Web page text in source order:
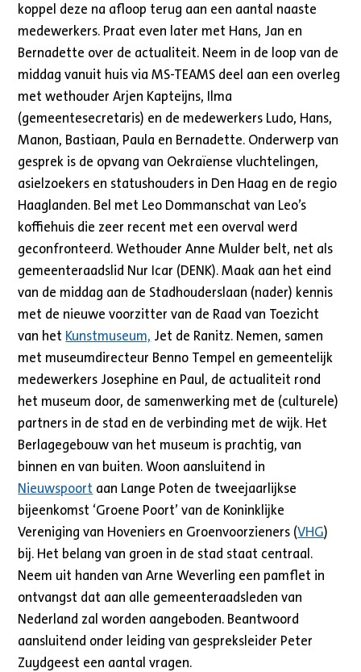
koppel deze na afloop terug aan een aantal naaste
medewerkers. Praat even later met Hans, Jan en
Bernadette over de actualiteit. Neem in de loop van de
middag vanuit huis via MS-TEAMS deel aan een overleg
met wethouder Arjen Kapteijns, Ilma
(gemeentesecretaris) en de medewerkers Ludo, Hans,
Manon, Bastiaan, Paula en Bernadette. Onderwerp van
gesprek is de opvang van Oekraïense vluchtelingen,
asielzoekers en statushouders in Den Haag en de regio
Haaglanden. Bel met Leo Dommanschat van Leo’s
koffiehuis die zeer recent met een overval werd
geconfronteerd. Wethouder Anne Mulder belt, net als
gemeenteraadslid Nur Icar (DENK). Maak aan het eind
van de middag aan de Stadhouderslaan (nader) kennis
met de nieuwe voorzitter van de Raad van Toezicht
van het Kunstmuseum, Jet de Ranitz. Nemen, samen
met museumdirecteur Benno Tempel en gemeentelijk
medewerkers Josephine en Paul, de actualiteit rond
het museum door, de samenwerking met de (culturele)
partners in de stad en de verbinding met de wijk. Het
Berlagegebouw van het museum is prachtig, van
binnen en van buiten. Woon aansluitend in
Nieuwspoort aan Lange Poten de tweejaarlijkse
bijeenkomst ‘Groene Poort’ van de Koninklijke
Vereniging van Hoveniers en Groenvoorzieners (VHG)
bij. Het belang van groen in de stad staat centraal.
Neem uit handen van Arne Weverling een pamflet in
ontvangst dat aan alle gemeenteraadsleden van
Nederland zal worden aangeboden. Beantwoord
aansluitend onder leiding van gespreksleider Peter
Zuydgeest een aantal vragen.